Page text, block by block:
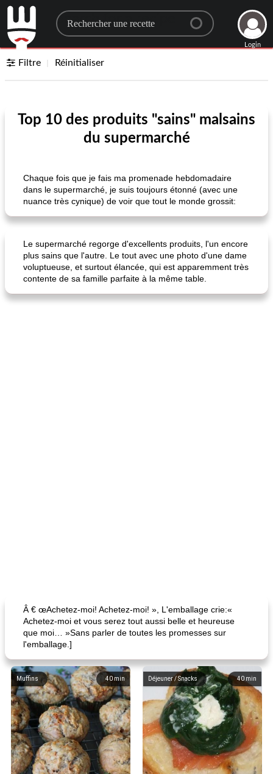
Search for a recipe
Login
Filtre Réinitialiser
Top 10 des produits "sains" malsains
du supermarché
Chaque fois que je fais ma promenade hebdomadaire
dans le supermarché, je suis toujours étonné (avec une
nuance très cynique) de voir que tout le monde grossit:
Le supermarché regorge d'excellents produits, l'un encore
plus sains que l'autre. Le tout avec une photo d'une dame
voluptueuse, et surtout élancée, qui est apparemment très
contente de sa famille parfaite à la même table.
Â € œAchetez-moi! Achetez-moi! », L'emballage crie:«
Achetez-moi et vous serez tout aussi belle et heureuse
que moi… »Sans parler de toutes les promesses sur
l'emballage.]
40 min
Muffins 40 min
Déjeuner / Snacks